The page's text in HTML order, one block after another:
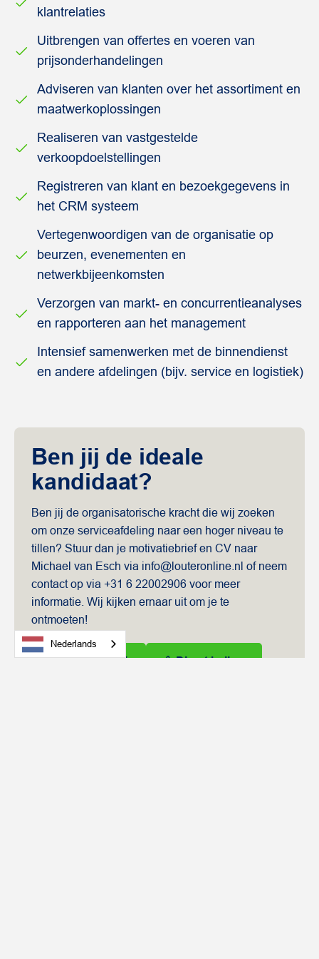
klantrelaties
Uitbrengen van offertes en voeren van
prijsonderhandelingen
Adviseren van klanten over het assortiment en
maatwerkoplossingen
Realiseren van vastgestelde
verkoopdoelstellingen
Registreren van klant en bezoekgegevens in
het CRM systeem
Vertegenwoordigen van de organisatie op
beurzen, evenementen en
netwerkbijeenkomsten
Verzorgen van markt- en concurrentieanalyses
en rapporteren aan het management
Intensief samenwerken met de binnendienst
en andere afdelingen (bijv. service en logistiek)
Ben jij de ideale
kandidaat?
Ben jij de organisatorische kracht die wij zoeken
om onze serviceafdeling naar een hoger niveau te
tillen? Stuur dan je motivatiebrief en CV naar
Michael van Esch via info@louteronline.nl of neem
contact op via +31 6 22002906 voor meer
informatie. Wij kijken ernaar uit om je te
ontmoeten!
Mail mijn CV Direct bellen
Nederlands